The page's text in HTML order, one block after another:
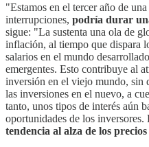
"Estamos en el tercer año de
interrupciones, podría durar
sigue: "La sustenta una ola de
inflación, al tiempo que dispara
salarios en el mundo
emergentes. Esto contribuye al
inversión en el viejo mundo, sin
las inversiones en el nuevo, a
tanto, unos tipos de interés aún
oportunidades de los inversores.
tendencia al alza de los